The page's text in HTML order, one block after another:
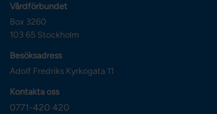
Vårdförbundet
Box 3260
103 65 Stockholm
Besöksadress
Adolf Fredriks Kyrkogata 11
Kontakta oss
0771-420 420